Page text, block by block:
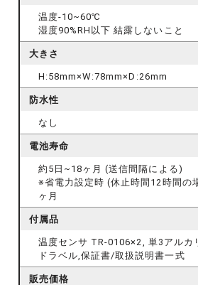
温度-10~60℃
湿度90%RH以下 結露しないこと
大きさ
H:58mm×W:78mm×D:26mm
防水性
なし
電池寿命
約5日~18ヶ月 (送信間隔による)
※省電力設定時 (休止時間12時間の
ヶ月
付属品
温度センサ TR-0106×2, 単3アルカ
ドラベル,保証書/取扱説明書一式
販売価格